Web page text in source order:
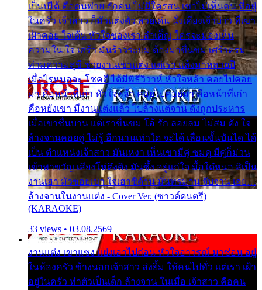
เป็นบ่ได้ คือคนพ่าย ฮักคน ไม่มีใครสน เขาไม่เห็นคน ที่อยู่
ในครัว เจ้าสาว ก็มัวแต่งตัว สวยเด่น นั่งเคียงเจ้าบ่าว ที่เขา
เฝ้าคอย ใจเต้น หัวใจของเรา ลำเค็ญ ใครจะมองเห็น
ความใน ใจ เศร้า มันร้าวระบม ต้องมาขื่นขม เศร้าตรม
ท่ามความสุขี ช่วยงานเขาแต่ง แต่เรา แล้งมาหลายปี
เมื่อไรหนอจะ โชคดี ได้มีพิธีวิวาห์ หัวใจหล้า คอยไปคอย
มา คือหน้าที่เก่า หัวใจหล้า คอยไปคอยมา คือหน้าที่เก่า
คือหยังเขา มีงานแต่งแล้ว ไปล้างแต่จาน ดั่งถูกประหาร
เมื่อเขาชื่นบาน แต่เราขื่นขม โอ้ รัก ลอยลม ไม่สม ดัง ใจ
ล้างจานคอยคู่ ไม่รู้ อีกนานเท่าใด จะได้ เลื่อนขั้นบันได ได้
เป็น ตำแหน่งเจ้าสาว มันเหงา เห็นเขามีคู่ ซมดู มีคู่ก็ม่วน
เข้าพาขวัญ เสียงโห่ตึงตึง มันซึ้ง อยู่แก่ใจ มื้อใด๋หนอ สิเป็น
งานเฮา มัวซอยเขา ใจเฮาซิด้าน มันทรมาน จับจาน เอย…
ล้างจานในงานแต่ง - Cover Ver. (ซาวด์ดนตรี)
(KARAOKE)
33 views • 03.08.2569
งานแต่ง เขาแซง แย่งเอาไปก่อน หัวใจอาวรณ์ มาซ่อน อยู่
ในห้องครัว ข้างนอกเจ้าสาว ส่งยิ้ม ให้คนไปทั่ว แต่เรา เฝ้า
อยู่ในครัว ทำตัวเป็นเด็ก ล้างจาน ในเมื่อ เจ้าสาว คือคน